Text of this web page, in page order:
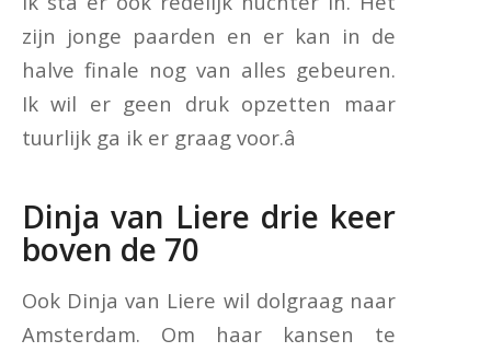
zijn jonge paarden en er kan in de
halve finale nog van alles gebeuren.
Ik wil er geen druk opzetten maar
tuurlijk ga ik er graag voor.â
Dinja van Liere drie keer
boven de 70
Ook Dinja van Liere wil dolgraag naar
Amsterdam. Om haar kansen te